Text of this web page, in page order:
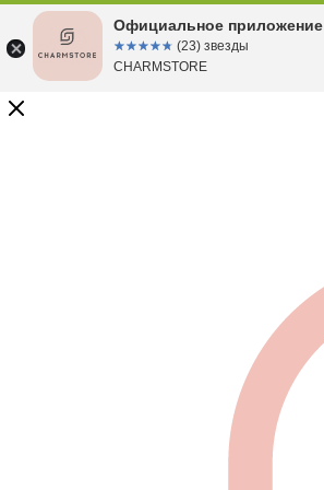
Официальное приложение
☆☆☆☆☆
★★★★★ (23) звезды
CHARMSTORE